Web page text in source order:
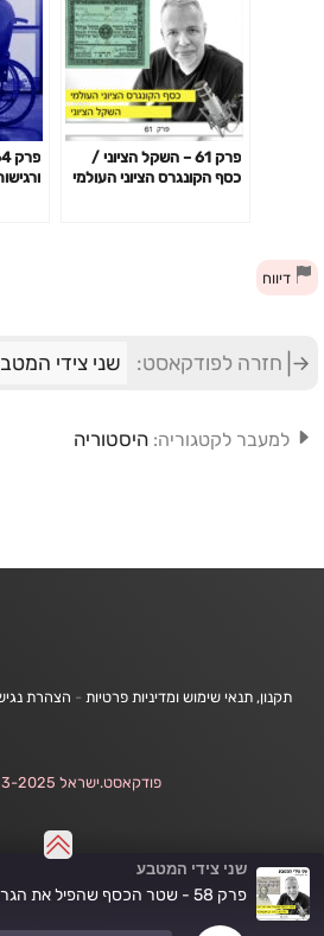
שני צידי המטבע
פרק 61 – השקל הציוני /
כסף הקונגרס הציוני העולמי
דיווח
חזרה לפודקאסט: שני צידי
למעבר לקטגוריה: היסטוריה
תקנון, תנאי שימוש ומדיניות פרטיות - הצהרת
פודקאסט.ישראל 2023-2025 ©